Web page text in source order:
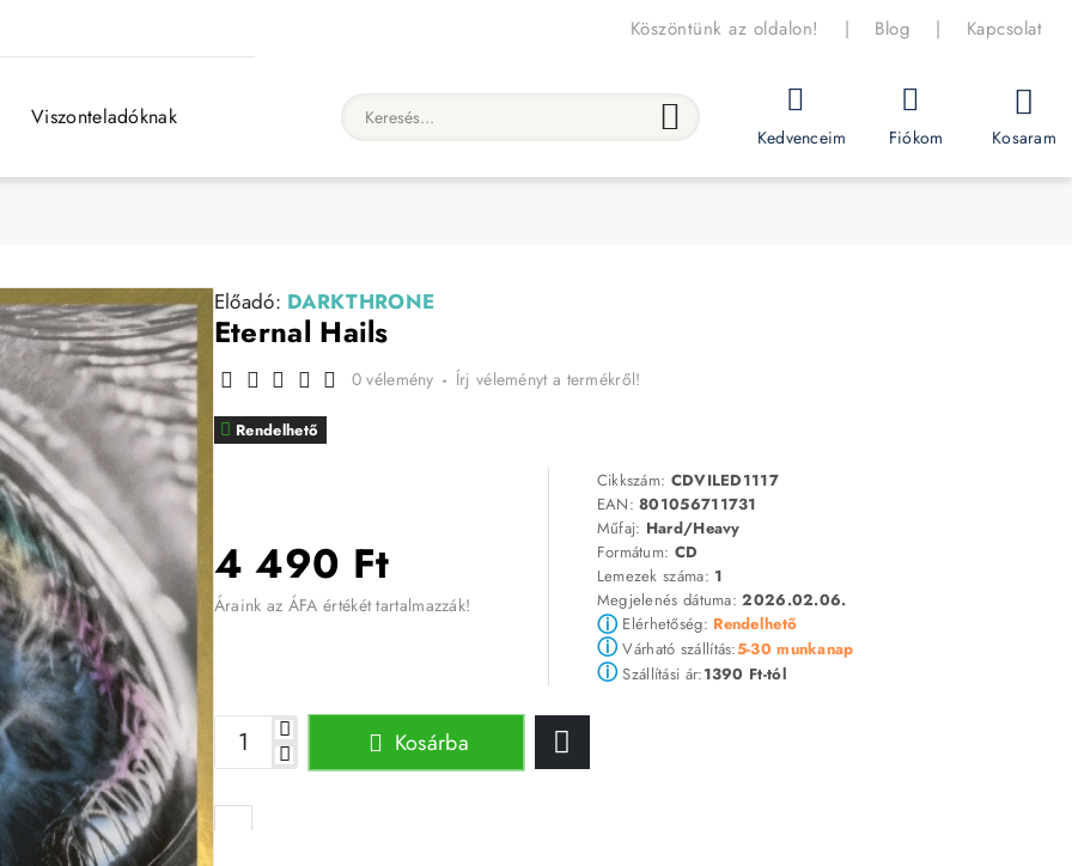
Köszöntünk az oldalon! | Blog | Kapcsolat
Viszonteladóknak Keresés...
Kedvenceim Fiókom Kosaram
Előadó: DARKTHRONE
Eternal Hails
Rendelhető
0 vélemény - Írj véleményt a termékről!
4 490 Ft
Áraink az ÁFA értékét tartalmazzák!
Cikkszám: CDVILED1117
EAN:801056711731
Műfaj: Hard/Heavy
Formátum: CD
Lemezek száma: 1
Megjelenés dátuma:2026.02.06.
ⓘElérhetőség: Rendelhető
ⓘVárható szállítás:5-30 munkanap
ⓘSzállítási ár:1390 Ft-tól
Kosárba